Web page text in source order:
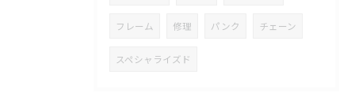
フレーム 修理 パンク チェーン
スペシャライズド